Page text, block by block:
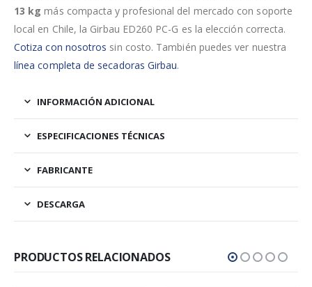
13 kg más compacta y profesional del mercado con soporte
local en Chile, la Girbau ED260 PC-G es la elección correcta.
Cotiza con nosotros sin costo. También puedes ver nuestra
línea completa de secadoras Girbau.
INFORMACIÓN ADICIONAL
ESPECIFICACIONES TÉCNICAS
FABRICANTE
DESCARGA
PRODUCTOS RELACIONADOS